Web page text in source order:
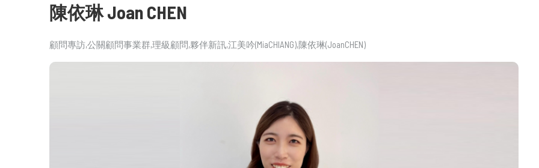
陳依琳 Joan CHEN
顧問專訪公關顧問事業群理級顧問 夥伴新訊江美吟(MiaCHIANG) 陳依琳(JoanCHEN)